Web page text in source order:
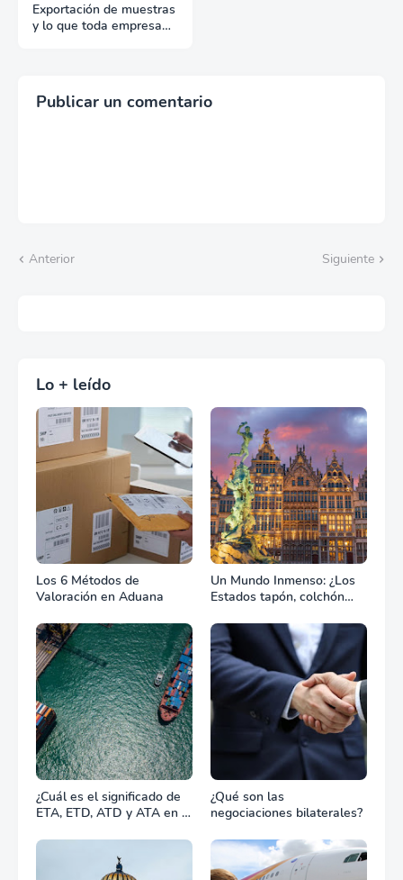
Exportación de muestras
y lo que toda empresa
Publicar un comentario
Anterior Siguiente
Lo + leído
Los 6 Métodos de
Valoración en Aduana
Un Mundo Inmenso: ¿Los
Estados tapón, colchón
combate?
¿Cuál es el significado de
ETA, ETD, ATD y ATA en el
¿Qué son las
negociaciones bilaterales?